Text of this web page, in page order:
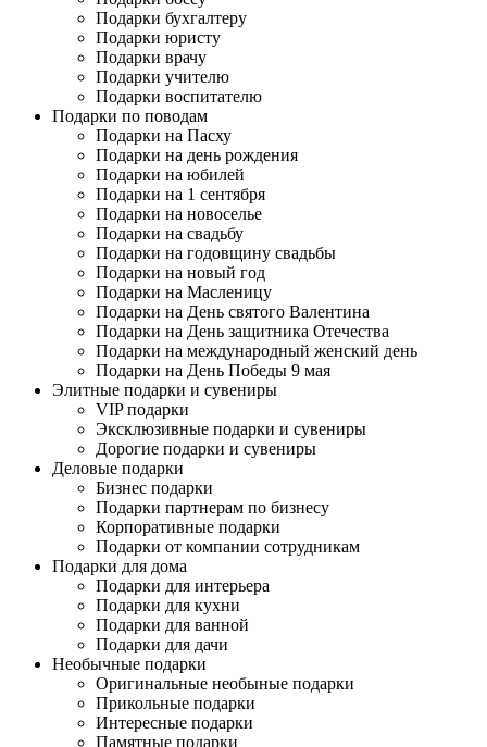
Подарки бухгалтеру
Подарки юристу
Подарки врачу
Подарки учителю
Подарки воспитателю
Подарки по поводам
Подарки на Пасху
Подарки на день рождения
Подарки на юбилей
Подарки на 1 сентября
Подарки на новоселье
Подарки на свадьбу
Подарки на годовщину свадьбы
Подарки на новый год
Подарки на Масленицу
Подарки на День святого Валентина
Подарки на День защитника Отечества
Подарки на международный женский день
Подарки на День Победы 9 мая
Элитные подарки и сувениры
VIP подарки
Эксклюзивные подарки и сувениры
Дорогие подарки и сувениры
Деловые подарки
Бизнес подарки
Подарки партнерам по бизнесу
Корпоративные подарки
Подарки от компании сотрудникам
Подарки для дома
Подарки для интерьера
Подарки для кухни
Подарки для ванной
Подарки для дачи
Необычные подарки
Оригинальные необыные подарки
Прикольные подарки
Интересные подарки
Памятные подарки